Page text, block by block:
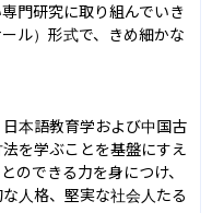
門研究に取り組んでいき
ル）形式で、きめ細かな
本語教育学および中国古
を学ぶことを基盤にすえ
のできる力を身につけ、
人格、堅実な社会人たる